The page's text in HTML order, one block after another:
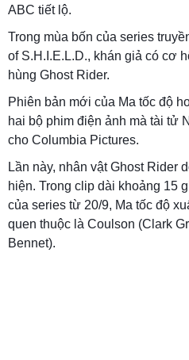
ABC tiết lộ.
Trong mùa bốn của series
of S.H.I.E.L.D., khán giả có cơ
hùng Ghost Rider.
Phiên bản mới của Ma tốc độ
hai bộ phim điện ảnh mà tài tử
cho Columbia Pictures.
Lần này, nhân vật Ghost Rider
hiện. Trong clip dài khoảng 15
của series từ 20/9, Ma tốc độ
quen thuộc là Coulson (Clark
Bennet).